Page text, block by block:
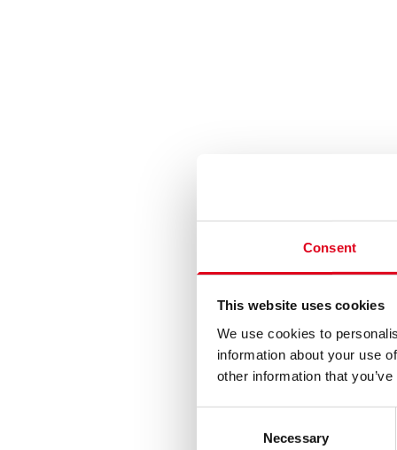
Consent
This website uses cookies
We use cookies to
information about your use
other information that
Necessary